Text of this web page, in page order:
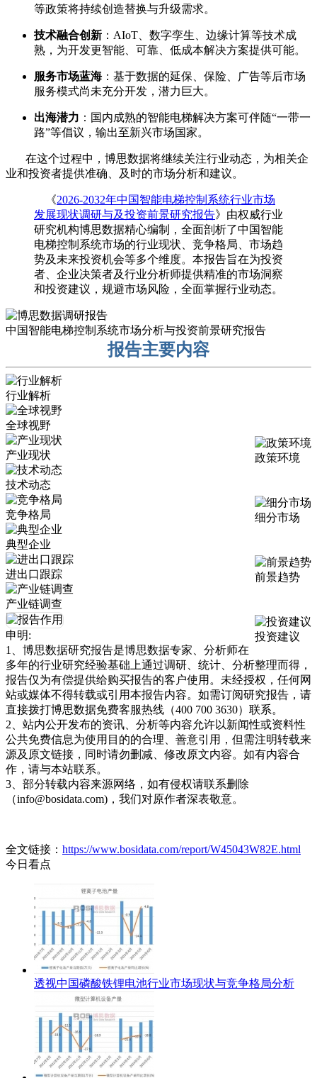
等政策将持续创造替换与升级需求。
技术融合创新 ：AIoT、数字孪生、边缘计算等技术成
熟，为开发更智能、可靠、低成本解决方案提供可能。
服务市场蓝海：基于数据的延保、保险、广告等后市场
服务模式尚未充分开发，潜力巨大。
出海潜力 ：国内成熟的智能电梯解决方案可伴随“一带一
路”等倡议，输出至新兴市场国家。
在这个过程中，博思数据将继续关注行业动态，为相关企
业和投资者提供准确、及时的市场分析和建议。
《2026-2032年中国智能电梯控制系统行业市场
发展现状调研与及投资前景研究报告》由权威行业
研究机构博思数据精心编制，全面剖析了中国智能
电梯控制系统市场的行业现状、竞争格局、市场趋
势及未来投资机会等多个维度。本报告旨在为投资
者、企业决策者及行业分析师提供精准的市场洞察
和投资建议，规避市场风险，全面掌握行业动态。
中国智能电梯控制系统市场分析与投资前景研究报告
报告主要内容
行业解析
全球视野
政策环境
产业现状
技术动态
细分市场
竞争格局
典型企业
前景趋势
进出口跟踪
产业链调查
投资建议
申明:
1、博思数据研究报告是博思数据专家、分析师在
多年的行业研究经验基础上通过调研、统计、分析整理而得，
报告仅为有偿提供给购买报告的客户使用。未经授权，任何网
站或媒体不得转载或引用本报告内容。如需订阅研究报告，请
直接拨打博思数据免费客服热线（400 700 3630）联系。
2、站内公开发布的资讯、分析等内容允许以新闻性或资料性
公共免费信息为使用目的的合理、善意引用，但需注明转载来
源及原文链接，同时请勿删减、修改原文内容。如有内容合
作，请与本站联系。
3、部分转载内容来源网络，如有侵权请联系删除
（info@bosidata.com)，我们对原作者深表敬意。
全文链接： https://www.bosidata.com/report/W45043W82E.html
今日看点
透视中国磷酸铁锂电池行业市场现状与竞争格局分析